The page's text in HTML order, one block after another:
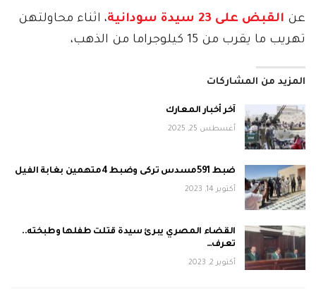
عن القبض على 23 سيدة سودانية
، اثناء محاولتهن
تهريب ما يقرب من 15 كيلوجراما من الذهب،
المزيد من المشاركات
آخر أخبار المعارك
أغسطس 25, 2025
ضبط 591مسدس تركى وضبط 4متهمين بغابة الفيل
أكتوبر 14, 2023
القضاء المصري يبرئ سيدة قتلت طفلها وطبخته..
تعرف…
أكتوبر 2, 2023